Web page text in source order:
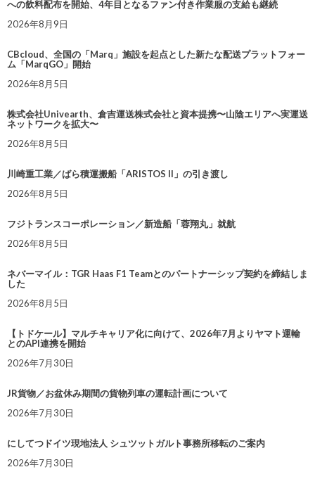
への飲料配布を開始、4年目となるファン付き作業服の支給も継続
2026年8月9日
CBcloud、全国の「Marq」施設を起点とした新たな配送プラットフォー
ム「MarqGO」開始
2026年8月5日
株式会社Univearth、倉吉運送株式会社と資本提携〜山陰エリアへ実運送
ネットワークを拡大〜
2026年8月5日
川崎重工業／ばら積運搬船「ARISTOS II」の引き渡し
2026年8月5日
フジトランスコーポレーション／新造船「蓉翔丸」就航
2026年8月5日
ネバーマイル：TGR Haas F1 Teamとのパートナーシップ契約を締結しま
した
2026年8月5日
【トドケール】マルチキャリア化に向けて、2026年7月よりヤマト運輸
とのAPI連携を開始
2026年7月30日
JR貨物／お盆休み期間の貨物列車の運転計画について
2026年7月30日
にしてつドイツ現地法人 シュツットガルト事務所移転のご案内
2026年7月30日